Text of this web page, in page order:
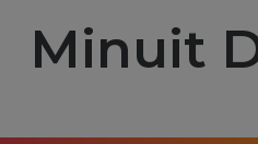
Minuit